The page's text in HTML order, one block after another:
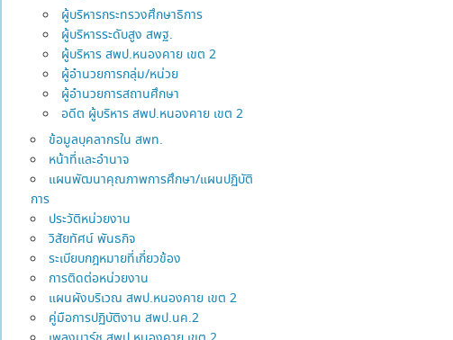
ผู้บริหารกระทรวงศึกษาธิการ
ผู้บริหารระดับสูง สพฐ.
ผู้บริหาร สพป.หนองคาย เขต 2
ผู้อำนวยการกลุ่ม/หน่วย
ผู้อำนวยการสถานศึกษา
อดีต ผู้บริหาร สพป.หนองคาย เขต 2
ข้อมูลบุคลากรใน สพท.
หน้าที่และอำนาจ
แผนพัฒนาคุณภาพการศึกษา/แผนปฏิบัติ
การ
ประวัติหน่วยงาน
วิสัยทัศน์ พันธกิจ
ระเบียบกฎหมายที่เกี่ยวข้อง
การติดต่อหน่วยงาน
แผนผังบริเวณ สพป.หนองคาย เขต 2
คู่มือการปฏิบัติงาน สพป.นค.2